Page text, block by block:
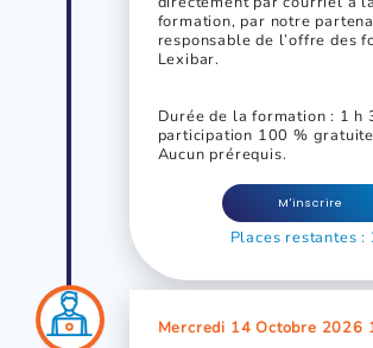
formation, par notre
responsable de l’offre des
Lexibar.
Durée de la formation : 1
participation 100 %
Aucun prérequis.
M'inscrire
Places restantes :
Mercredi 14 Octobre 2026